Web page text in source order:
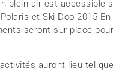
plein air est
et Ski-Doo 2015
seront sur place
auront lieu tel